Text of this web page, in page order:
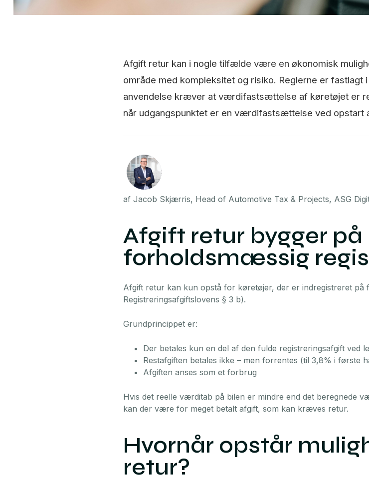
Afgift retur kan i nogle tilfælde være en økonomisk
område med kompleksitet og risiko. Reglerne er
anvendelse kræver at værdifastsættelse af køretøjet er
når udgangspunktet er en værdifastsættelse ved opstart
af Jacob Skjærris, Head of Automotive Tax & Projects, ASG
Afgift retur bygger på
forholdsmæssig
Afgift retur kan kun opstå for køretøjer, der er indregistreret på
Registreringsafgiftslovens § 3 b).
Grundprincippet er:
Der betales kun en del af den fulde registreringsafgift ved
Restafgiften betales ikke – men forrentes (til 3,8% i første
Afgiften anses som et forbrug
Hvis det reelle værditab på bilen er mindre end det beregnede
kan der være for meget betalt afgift, som kan kræves retur.
Hvornår opstår
retur?